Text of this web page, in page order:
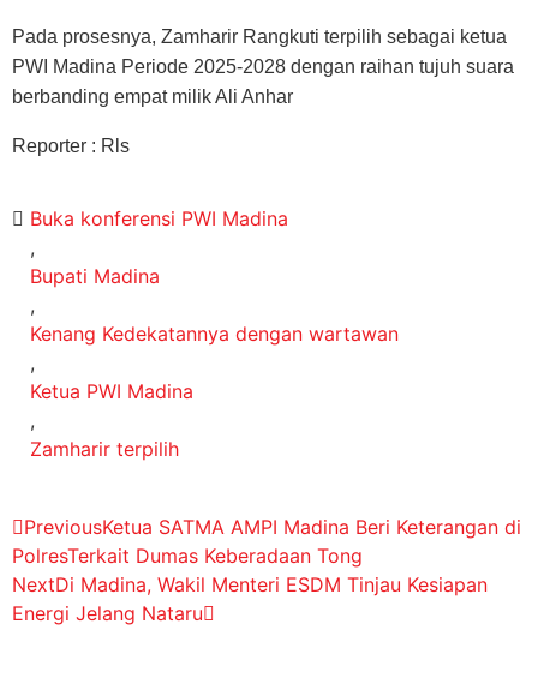
Pada prosesnya, Zamharir Rangkuti terpilih sebagai ketua
PWI Madina Periode 2025-2028 dengan raihan tujuh suara
berbanding empat milik Ali Anhar
Reporter : Rls
Buka konferensi PWI Madina
,
Bupati Madina
,
Kenang Kedekatannya dengan wartawan
,
Ketua PWI Madina
,
Zamharir terpilih
PreviousKetua SATMA AMPI Madina Beri Keterangan di
PolresTerkait Dumas Keberadaan Tong
NextDi Madina, Wakil Menteri ESDM Tinjau Kesiapan
Energi Jelang Nataru